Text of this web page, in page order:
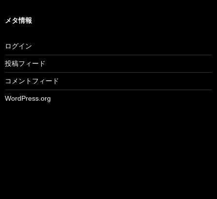
メタ情報
ログイン
投稿フィード
コメントフィード
WordPress.org